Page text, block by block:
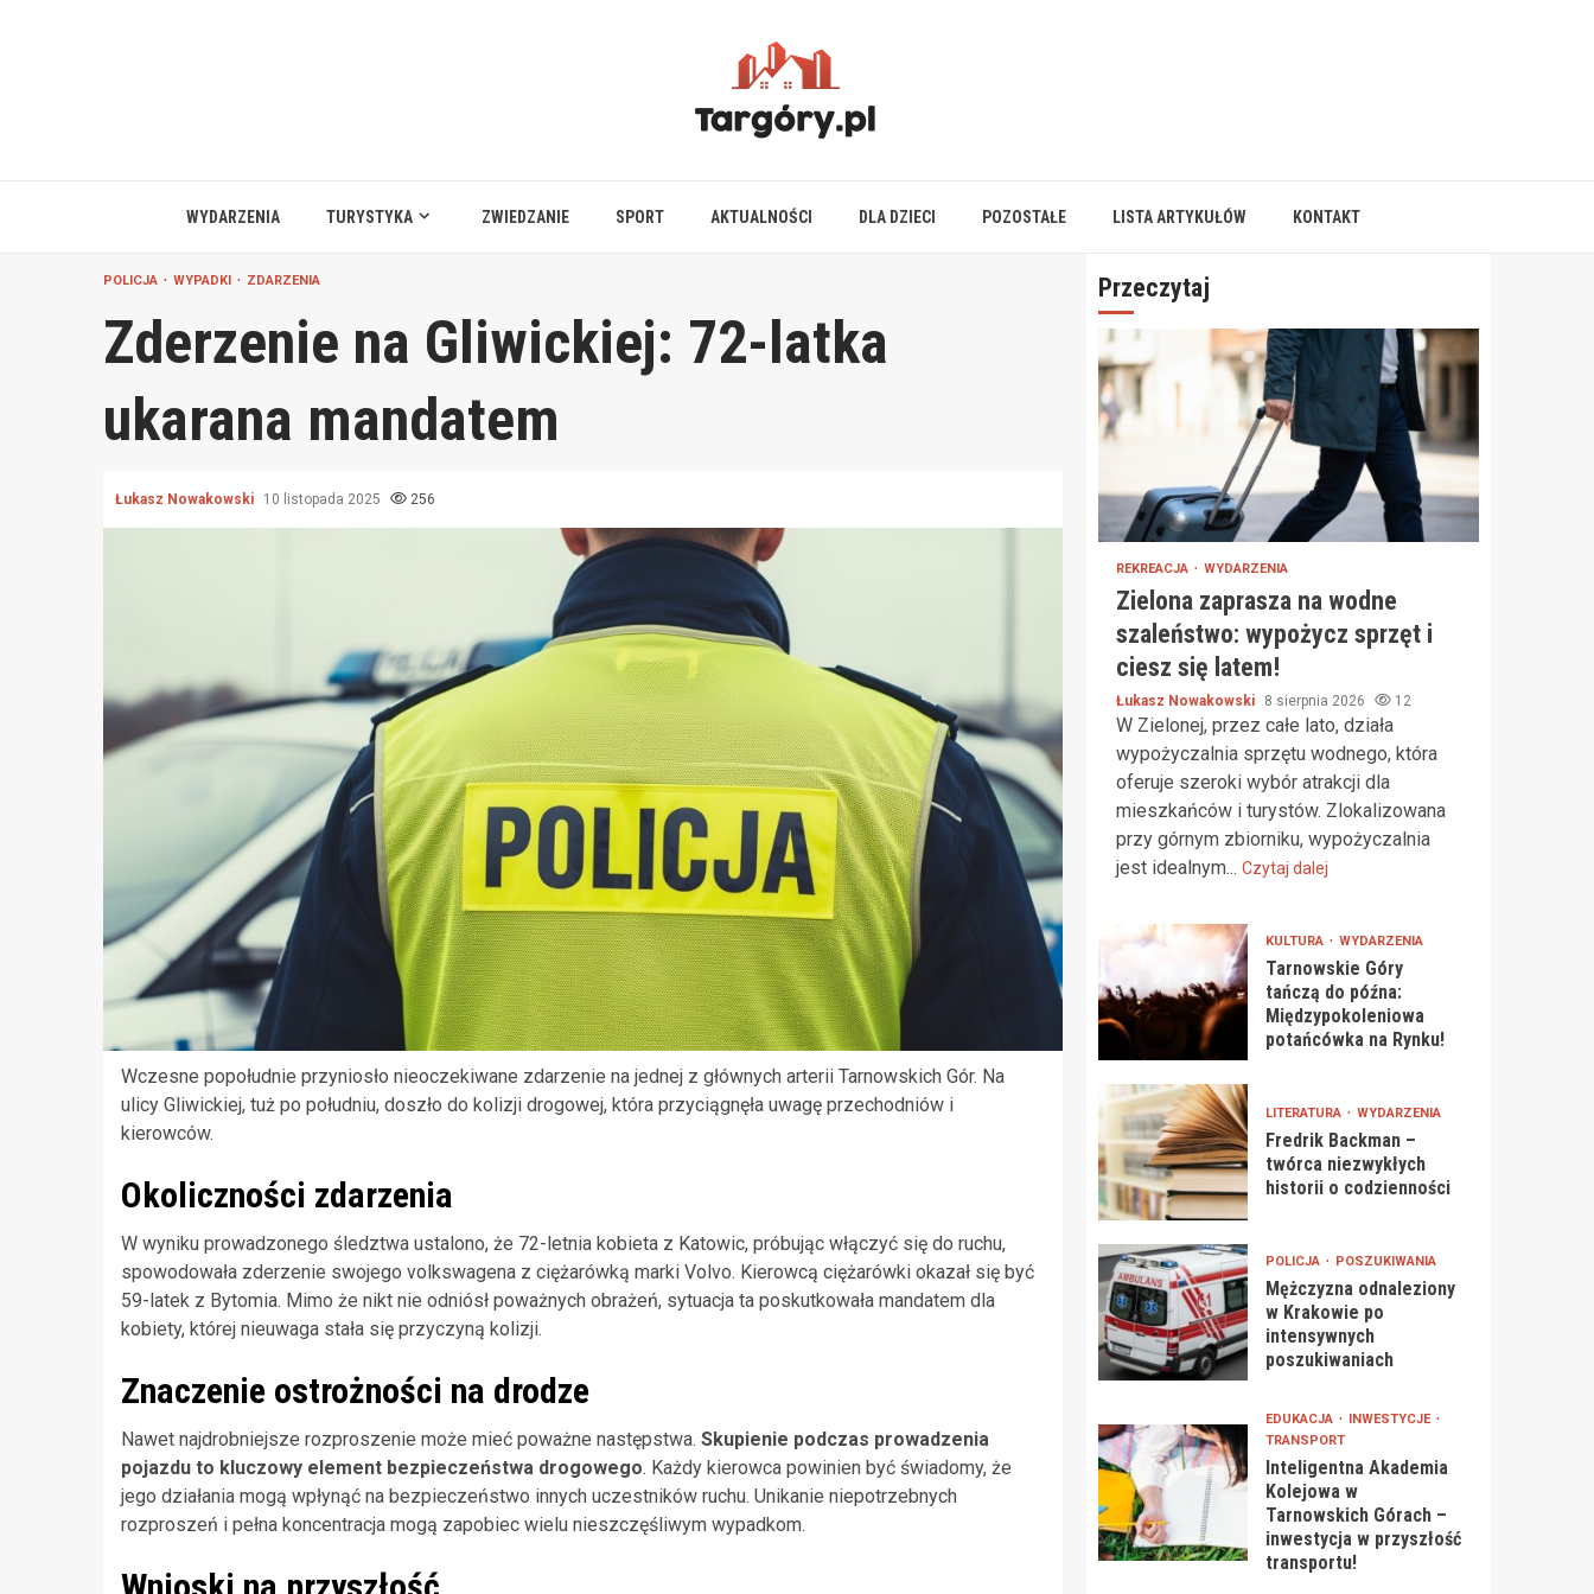
WYDARZENIA TURYSTYKA ZWIEDZANIE SPORT AKTUALNOŚCI DLA DZIECI POZOSTAŁE LISTA ARTYKUŁÓW KONTAKT
POLICJA WYPADKI ZDARZENIA
Zderzenie na Gliwickiej: 72-latka
ukarana mandatem
Łukasz Nowakowski 10 listopada 2025 256
Wczesne popołudnie przyniosło nieoczekiwane zdarzenie na jednej z głównych arterii Tarnowskich Gór. Na
ulicy Gliwickiej, tuż po południu, doszło do kolizji drogowej, która przyciągnęła uwagę przechodniów i
kierowców.
Okoliczności zdarzenia
W wyniku prowadzonego śledztwa ustalono, że 72-letnia kobieta z Katowic, próbując włączyć się do ruchu,
spowodowała zderzenie swojego volkswagena z ciężarówką marki Volvo. Kierowcą ciężarówki okazał się być
59-latek z Bytomia. Mimo że nikt nie odniósł poważnych obrażeń, sytuacja ta poskutkowała mandatem dla
kobiety, której nieuwaga stała się przyczyną kolizji.
Znaczenie ostrożności na drodze
Nawet najdrobniejsze rozproszenie może mieć poważne następstwa. Skupienie podczas prowadzenia
pojazdu to kluczowy element bezpieczeństwa drogowego. Każdy kierowca powinien być świadomy, że
jego działania mogą wpłynąć na bezpieczeństwo innych uczestników ruchu. Unikanie niepotrzebnych
rozproszeń i pełna koncentracja mogą zapobiec wielu nieszczęśliwym wypadkom.
Przeczytaj
REKREACJA WYDARZENIA
Zielona zaprasza na wodne
szaleństwo: wypożycz sprzęt i
ciesz się latem!
Łukasz Nowakowski 8 sierpnia 2026 12
W Zielonej, przez całe lato, działa
wypożyczalnia sprzętu wodnego, która
oferuje szeroki wybór atrakcji dla
mieszkańców i turystów. Zlokalizowana
przy górnym zbiorniku, wypożyczalnia
jest idealnym... Czytaj dalej
KULTURA WYDARZENIA
Tarnowskie Góry
tańczą do późna:
Międzypokoleniowa
potańcówka na Rynku!
LITERATURA WYDARZENIA
Fredrik Backman –
twórca niezwykłych
historii o codzienności
POLICJA POSZUKIWANIA
Mężczyzna odnaleziony
w Krakowie po
intensywnych
poszukiwaniach
EDUKACJA
INWESTYCJE
TRANSPORT
Inteligentna Akademia
Kolejowa w
Tarnowskich Górach –
inwestycja w przyszłość
transportu!